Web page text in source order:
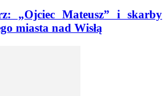
„Ojciec Mateusz” i skarby
miasta nad Wisłą